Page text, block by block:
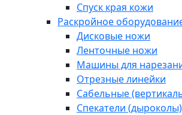
Спуск края кожи
Раскройное
Дисковые ножи
Ленточные ножи
Машины для
Отрезные линейки
Сабельные
Спекатели (дыроколы)